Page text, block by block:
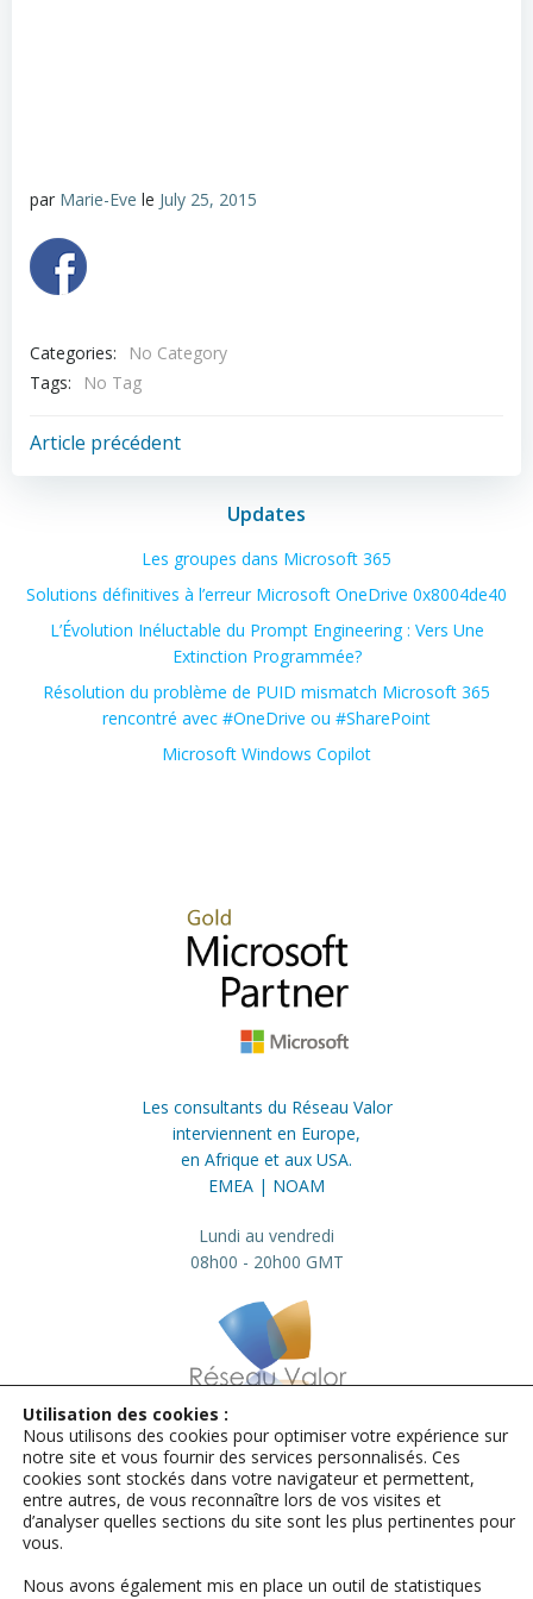
par Marie-Eve le July 25, 2015
Categories:
No Category
Tags:
No Tag
Post
navigation
Article précédent
Updates
Les groupes dans Microsoft 365
Solutions définitives à l’erreur Microsoft OneDrive 0x8004de40
L’Évolution Inéluctable du Prompt Engineering : Vers Une
Extinction Programmée?
Résolution du problème de PUID mismatch Microsoft 365
rencontré avec #OneDrive ou #SharePoint
Microsoft Windows Copilot
Les consultants du Réseau Valor
interviennent en Europe,
en Afrique et aux USA.
EMEA | NOAM
Lundi au vendredi
08h00 - 20h00 GMT
info@valor.pro +33 184 73 01 23
Mentions légales
© Microsoft | Sources Microsoft :
relatives aux produits Microsoft
Utilisation des cookies :
Nous utilisons des cookies pour optimiser votre expérience sur
notre site et vous fournir des services personnalisés. Ces
cookies sont stockés dans votre navigateur et permettent,
entre autres, de vous reconnaître lors de vos visites et
d’analyser quelles sections du site sont les plus pertinentes pour
vous.
Nous avons également mis en place un outil de statistiques